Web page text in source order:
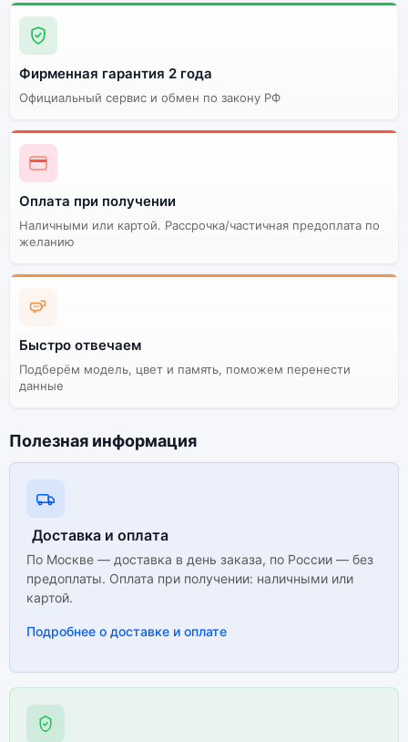
Фирменная гарантия 2 года
Официальный сервис и обмен по закону РФ
Оплата при получении
Наличными или картой. Рассрочка/частичная предоплата по
желанию
Быстро отвечаем
Подберём модель, цвет и память, поможем перенести
данные
Полезная информация
Доставка и оплата
По Москве — доставка в день заказа, по России — без
предоплаты. Оплата при получении: наличными или
картой.
Подробнее о доставке и оплате